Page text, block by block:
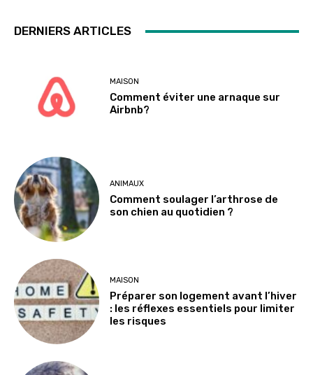
DERNIERS ARTICLES
MAISON
Comment éviter une arnaque sur
Airbnb?
ANIMAUX
Comment soulager l’arthrose de
son chien au quotidien ?
MAISON
Préparer son logement avant l’hiver
: les réflexes essentiels pour limiter
les risques